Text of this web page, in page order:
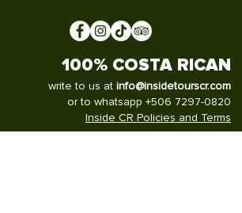
100% COSTA RICAN
write to us at info@insidetourscr.com
or to whatsapp +506 7297-0820
Inside CR Policies and Terms